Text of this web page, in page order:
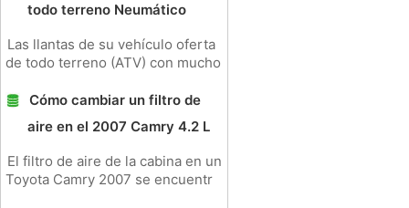
todo terreno Neumático
Las llantas de su vehículo oferta
de todo terreno (ATV) con mucho
Cómo cambiar un filtro de
aire en el 2007 Camry 4.2 L
El filtro de aire de la cabina en un
Toyota Camry 2007 se encuentr